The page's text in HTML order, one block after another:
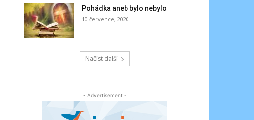
Pohádka aneb bylo nebylo
10 července, 2020
Načíst další
- Advertisement -